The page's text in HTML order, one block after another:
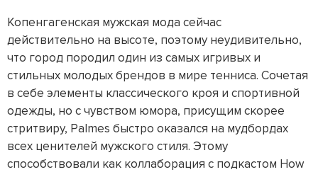
Копенгагенская мужская мода сейчас
действительно на высоте, поэтому неудивительно,
что город породил один из самых игривых и
стильных молодых брендов в мире тенниса. Сочетая
в себе элементы классического кроя и спортивной
одежды, но с чувством юмора, присущим скорее
стритвиру, Palmes быстро оказался на мудбордах
всех ценителей мужского стиля. Этому
способствовали как коллаборация с подкастом How